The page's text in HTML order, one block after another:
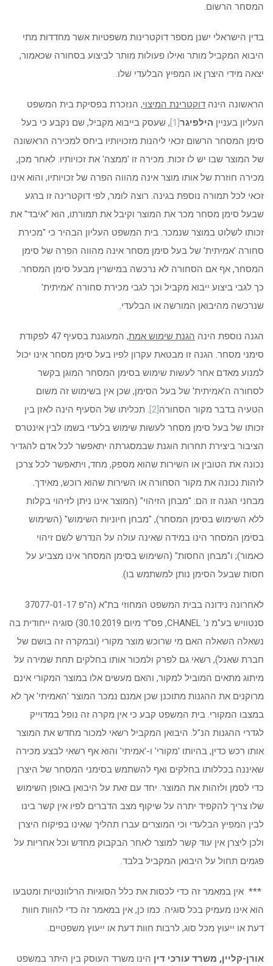
המסחר הרשום.
בדין הישראלי ישנן מספר דוקטרינות משפטיות אשר מחדדות מתי
היבוא המקביל מותר ואילו פעולות מותר לביצוע בסחורה שכאמור,
יצאה מידי היצרן או המפיץ הבלעדי שלו.
הראשונה הינה דוקטרינת המיצוי, הנזכרת בפסיקת בית המשפט
העליון בעניין הילפיגר[1]
, שעסק בייבוא מקביל, שם נקבע כי בעל
סימן המסחר הרשום זכאי ליהנות מזכויותיו ביחס למכירה הראשונה
של המוצר שבו יש לו זכות. מכירה זו 'ממצה' את זכויותיו. לאחר מכן,
מכירה חוזרת של אותו מוצר אינה מהווה הפרה של זכויותיו, והוא אינו
זכאי לכל תמורה נוספת בגינה. רוצה לומר, לפי דוקטרינה זו ברגע
שבעל סימן מסחר מכר את המוצר וקיבל את תמורתו, הוא "איבד" את
זכותו לשלוט במוצר שנמכר. בית המשפט העליון הבהיר כי "מכירת
סחורה 'אמיתית' של בעל סימן מסחר אינה מהווה הפרה של סימן
המסחר, אף אם הסחורה לא נרכשה במישרין מבעל סימן המסחר.
כך לגבי ביצוע ייבוא מקביל וכך לגבי מכירת סחורה 'אמיתית'
שנרכשה מהיבואן המורשה או הבלעדי.
הגנה נוספת הינה הגנת שימוש אמת
, המעוגנת בסעיף 47 לפקודת
סימני מסחר. הגנה זו מבטאת עקרון לפיו בעל סימן מסחר אינו יכול
למנוע מאדם אחר לעשות שימוש בסימן המסחר המוגן בקשר
לסחורה ה'אמיתית' של בעל הסימן, שכן אין בשימוש זה משום
הטעיה בדבר מקור הסחורה[2]
. תכליתו של הסעיף הינה לאזן בין
זכותו של בעל סימן מסחר לעשות שימוש בלעדי בשמו לבין אינטרס
הציבור ביצירת תחרות הוגנת שבמסגרתה יתאפשר לכל אדם להגדיר
נכונה את הטובין או השירות שהוא מספק, מחד, ויתאפשר לכל צרכן
לזהות נכונה את מקור הסחורה או השירות שהוא רוכש, מאידך.
מבחני הגנה זו הם: "מבחן הזיהוי" (המוצר אינו ניתן לזיהוי בקלות
ללא השימוש בסימן המסחר), "מבחן חיוניות השימוש" (השימוש
בסימן המסחר הינו במידה שאינה עולה על הנדרש לשם זיהוי
כאמור); ו"מבחן החסות" (השימוש בסימן המסחר אינו מצביע על
חסות שבעל הסימן נותן למשתמש בו).
לאחרונה נידונה בבית המשפט המחוזי בת"א (ה"פ 37077-01-17
סנטוויש בע"מ נ' CHANEL, פס"ד מיום 30.10.2019) סוגיה ייחודית בה
נשאלה השאלה האם מי שרוכש מוצר מקורי (ובמקרה זה בושם של
חברת שאנל), רשאי גם לפרק ולמכור אותו בחלקים תחת שמירה על
מיתוג מתאים המוביל למקור, והאם מעשים אלו במוצר המקורי אינם
מרוקנים את ההגנות מתוכנן שכן אמנם נמכר המוצר 'האמיתי' אך לא
במצבו המקורי. בית המשפט קבע כי אין מקרה זה נופל במדוייק
לגדרי ההגנות הנ"ל. היבואן המקביל רשאי למכור מחדש את המוצר
אותו רכש כדין, בהיותו 'מקורי' ו-'אמיתי' והוא אף רשאי לבצע מכירה
שאיננה בכללותו בחלקים ואף להשתמש בסימני המסחר של היצרן
כדי לסמן ולזהות את המוצר. יחד עם זאת על היבואן באופן השימוש
שלו צריך להקפיד יתרה על שיקוף מצב הדברים לפיו אין קשר בינו
לבין המפיץ הבלעדי וכי המוצרים עברו תהליך שאינו בפיקוח היצרן
ולכן ליצרן אין עוד קשר למוצר לאחר הבקבוק מחדש וכל אחריות על
פגמים תחול על היבואן המקביל בלבד.
*** אין במאמר זה כדי לכסות את כלל הסוגיות הרלוונטיות ומטבעו
הוא אינו מעמיק בכל סוגיה. כמו כן, אין במאמר זה כדי להוות חוות
דעת או ייעוץ מכל סוג, לרבות חוות דעת או ייעוץ משפטיים.
אורן-קליין, משרד עורכי דין הינו משרד העוסק בין היתר במשפט